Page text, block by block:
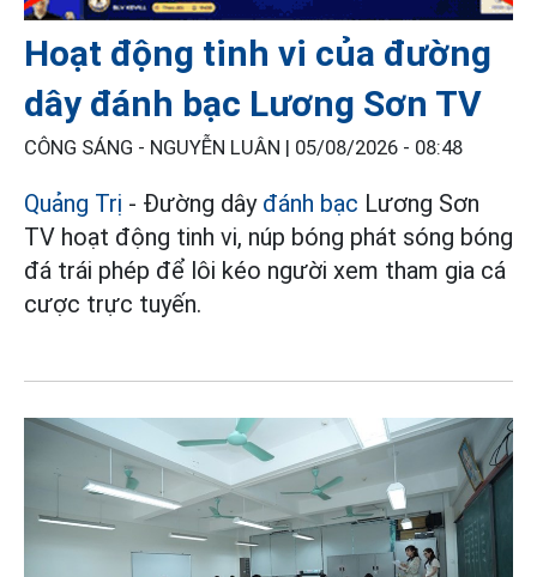
Hoạt động tinh vi của đường
dây đánh bạc Lương Sơn TV
CÔNG SÁNG - NGUYỄN LUÂN | 05/08/2026 - 08:48
Quảng Trị - Đường dây đánh bạc Lương Sơn
TV hoạt động tinh vi, núp bóng phát sóng bóng
đá trái phép để lôi kéo người xem tham gia cá
cược trực tuyến.